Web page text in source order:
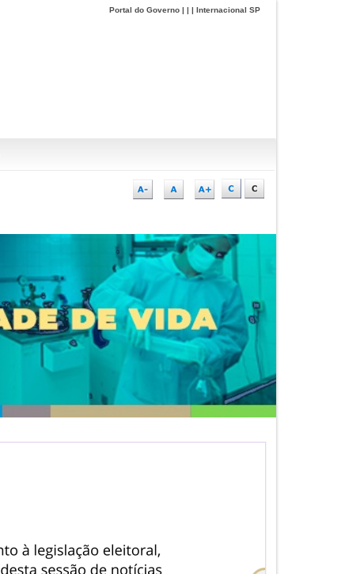
Portal do Governo | | | Internacional SP